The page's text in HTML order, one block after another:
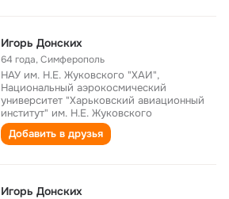
Игорь Донских
64 года,Симферополь
НАУ им. Н.Е. Жуковского "ХАИ",
Национальный аэрокосмический
университет "Харьковский авиационный
институт" им. Н.Е. Жуковского
Добавить в друзья
Игорь Донских